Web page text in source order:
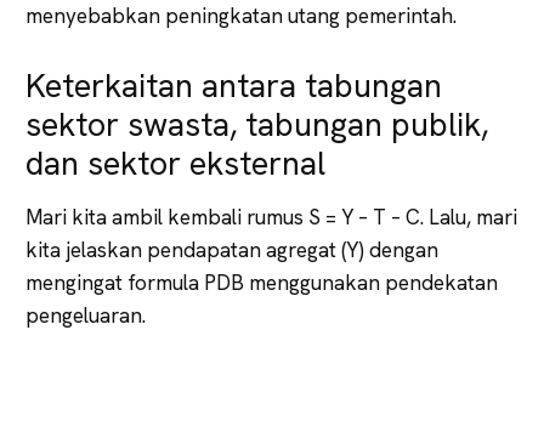
menyebabkan peningkatan utang pemerintah.
Keterkaitan antara tabungan
sektor swasta, tabungan publik,
dan sektor eksternal
Mari kita ambil kembali rumus S = Y – T – C. Lalu, mari
kita jelaskan pendapatan agregat (Y) dengan
mengingat formula PDB menggunakan pendekatan
pengeluaran.